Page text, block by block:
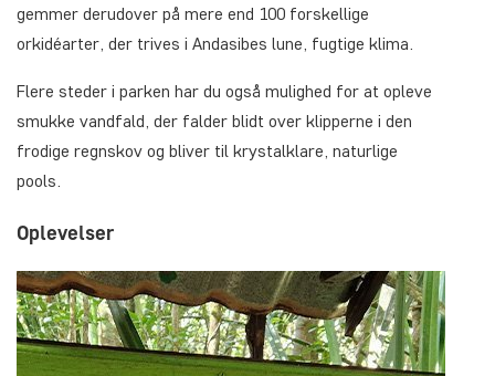
gemmer derudover på mere end 100 forskellige
orkidéarter, der trives i Andasibes lune, fugtige klima.
Flere steder i parken har du også mulighed for at opleve
smukke vandfald, der falder blidt over klipperne i den
frodige regnskov og bliver til krystalklare, naturlige
pools.
Oplevelser